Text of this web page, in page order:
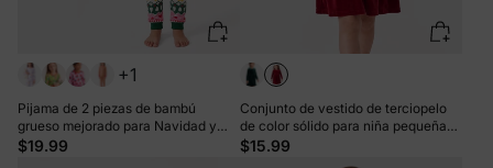
+1
Pijama de 2 piezas de bambú
grueso mejorado para Navidad y
Halloween con estampado infantil
$19.99
Conjunto de vestido de terciopelo
de color sólido para niña pequeña
dulce de Navidad rojo
$15.99